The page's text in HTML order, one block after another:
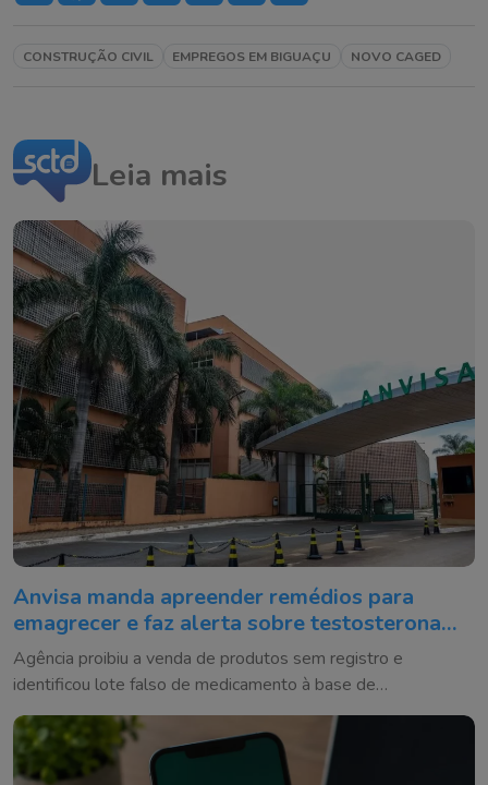
CONSTRUÇÃO CIVIL EMPREGOS EM BIGUAÇU NOVO CAGED
Leia mais
Anvisa manda apreender remédios para
emagrecer e faz alerta sobre testosterona
falsificada
Agência proibiu a venda de produtos sem registro e
identificou lote falso de medicamento à base de
testosterona